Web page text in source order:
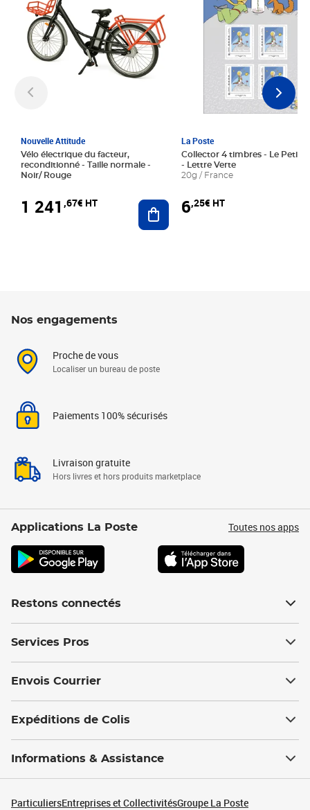
Nouvelle Attitude
Vélo électrique du facteur,
reconditionné - Taille normale -
Noir/ Rouge
1 241 ,67€ HT Ajouter au panier
La Poste
Collector 4 timbres - Le Petit
- Lettre Verte
20g / France
6,25€ HT
Nos engagements
Proche de vous
Localiser un bureau de poste
Paiements 100% sécurisés
Livraison gratuite
Hors livres et hors produits marketplace
Applications La Poste Toutes nos apps
Restons connectés
Services Pros
Envois Courrier
Expéditions de Colis
Informations & Assistance
ParticuliersEntreprises et CollectivitésGroupe La Poste